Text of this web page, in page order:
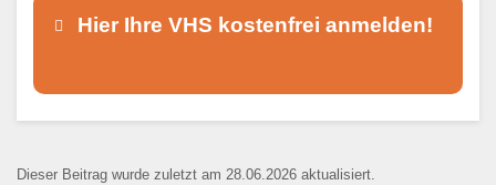
Hier Ihre VHS kostenfrei anmelden!
Kontaktaufnahme und ist nicht
Dieser Beitrag wurde zuletzt am 28.06.2026 aktualisiert.